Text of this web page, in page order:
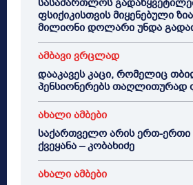
სასამართლოს
ფსიქიკისთვის მიყენებული
მილიონი დოლარი უნდა
ამბავი ვრცლად
დააკავეს კაცი, რომელიც
პენსიონერებს თაღლითურად
ახალი ამბები
საქართველო არის ერთ-
ქვეყანა – კობახიძე
ახალი ამბები